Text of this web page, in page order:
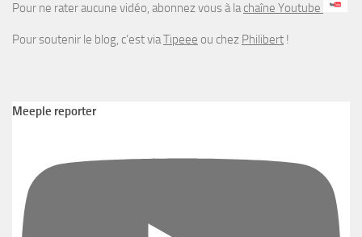
Pour ne rater aucune vidéo, abonnez vous à lachaîne Youtube
Pour soutenir le blog, c’est viaTipeee ou chez Philibert !
Meeple reporter